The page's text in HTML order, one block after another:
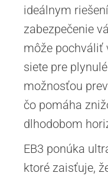
ideálnym
zabezpečenie
môže pochváliť
siete pre
možnosťou
čo pomáha
dlhodobom
EB3 ponúka
ktoré zaisťuje,